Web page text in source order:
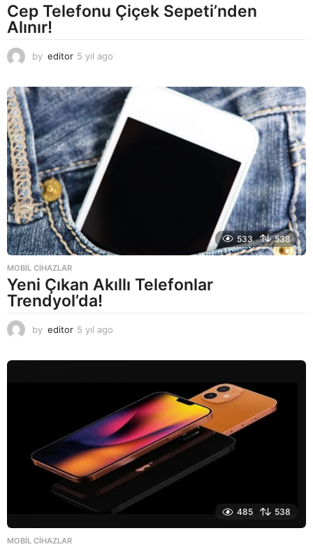
Cep Telefonu Çiçek Sepeti’nden
Alınır!
by editor 5 yıl ago
l
g
o
533 538
MOBIL CIHAZLAR
Yeni Çıkan Akıllı Telefonlar
Trendyol’da!
by editor 5 yıl ago
o
485 538
MOBIL CIHAZLAR